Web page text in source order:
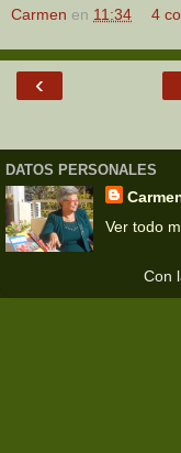
Carmen en 11:34 4
‹
DATOS PERSONALES
Ver todo
Con